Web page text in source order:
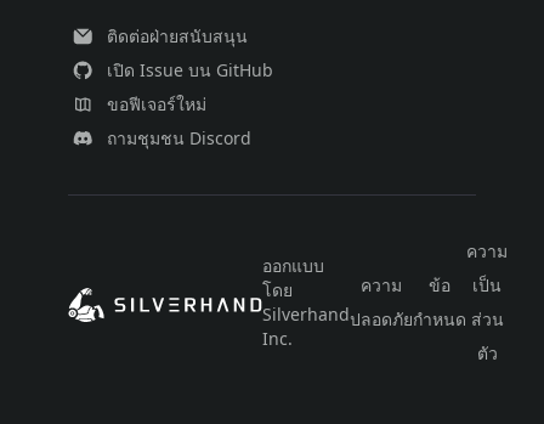
ติดต่อฝ่ายสนับสนุน
เปิด Issue บน GitHub
ขอฟีเจอร์ใหม่
ถามชุมชน Discord
ออกแบบ
โดย
Silverhand
Inc.
ความ
ปลอดภัย
ข้อ
กำหนด
ความ
เป็น
ส่วน
ตัว